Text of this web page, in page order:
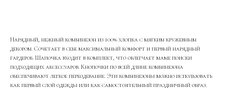
Нарядный, нежный комбинезон из 100% хлопка с мягким кружевным
декором. Сочетает в себе максимальный комфорт и первый нарядный
гардероб. Шапочка входит в комплект, что облегчает маме поиски
подходящих аксессуаров. Кнопочки по всей длине комбинезона
обеспечивают легкое переодевание. Эти комбинезоны можно использовать
как первый слой одежды или как самостоятельный праздничный образ.